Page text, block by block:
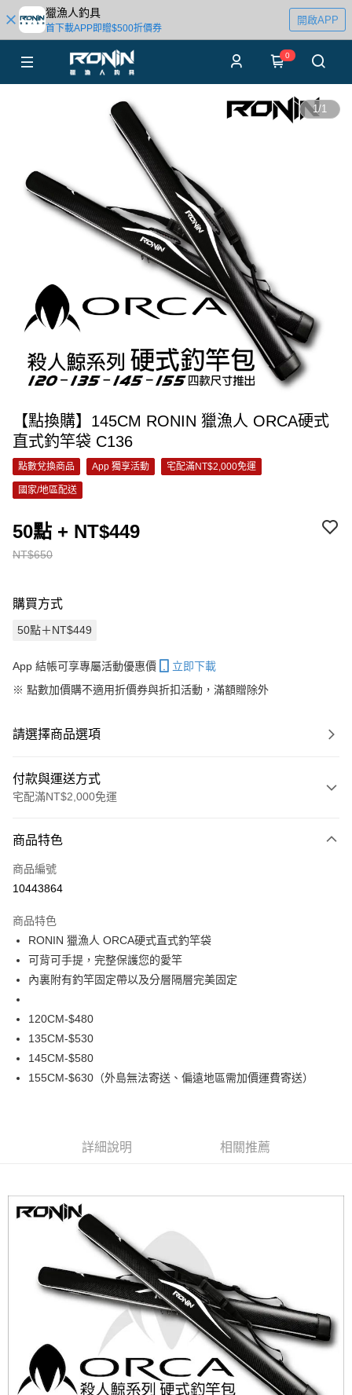
獵漁人釣具
首下載APP即贈$500折價券
開啟APP
0
1/1
【點換購】145CM RONIN 獵漁人 ORCA硬式
直式釣竿袋 C136
點數兌換商品 App 獨享活動 宅配滿NT$2,000免運
國家/地區配送
NT$650
50點 + NT$449
購買方式
50點＋NT$449
App 結帳可享專屬活動優惠價
立即下載
※ 點數加價購不適用折價券與折扣活動，滿額贈除外
請選擇商品選項
付款與運送方式
宅配滿NT$2,000免運
信用卡一次付款
信用卡分期付款
合作金庫商業銀行
華南商業銀行
彰化商業銀行
上海商業儲蓄銀行
國泰世華商業銀行
兆豐國際商業銀行
元大商業銀行
玉山商業銀行
台新國際商業銀行
中國信託商業銀行
街口支付
大哥付你分期
相關說明
【大哥付你分期使用說明】
1.本服務由台灣大哥大提供，台灣大哥大用戶可立即使用無須另外申請。
2.付款方式選擇「大哥付你分期」，訂單成立後會自動跳轉到大哥付的交易
4.訂單成立30分鐘內，如未前往確認交易或遇審核未通過，訂單將自動取
消。如遇「轉專審核」未通過狀況，表示未達大哥付你分期系統評分，恕無
1.分期款項不併入電信帳單，「大哥付你分期」於每月結算日後寄送繳費提
醒簡訊。
2.透過簡訊連結打開帳單後，可選擇「超商條碼／台灣大直營門市／銀行轉
帳／街口支付／iPASS MONEY」等通路繳費。
【注意事項】
1.本服務係由「台灣大哥大股份有限公司」（以下簡稱本公司）所提供，讓
用戶於交易時，得透過本服務購買商品或服務，並由商店將買賣／分期付款
買賣價金債權讓與本公司後，依約使用本公司帳單繳交帳款。
2.基於同意付款使用「大哥付你分期」之契約關係目的，商店將以您的個人
資料（包含姓名、電話或地址）提供予台灣大哥大進項蒐集、處理及利用，
由本公司與您本人進行分期帳單所需資料之確認、核對及更正。
3.完整用戶服務條款，請詳閱以下連結：
https://oppay.tw/userRule
１．簡單：不需註冊會員、不需綁卡、不需儲值。
【「AFTEE先享後付」結帳流程】
１．於結帳方式選擇「AFTEE先享後付」後，將跳轉至「AFTEE先享後付」
結帳頁面，進行簡訊認證並確認金額後，即可完成結帳。
２．訂單成立數日內，您將收到繳費通知簡訊。
３．收到繳費通知簡訊後14天內，點擊此簡訊中的連結，可透過四大超商／
ATM／網路銀行／等多元方式進行付款，方視為交易完成。
※ 請注意：結帳手續完成當下不需立刻繳費，但若您需要取消訂單，請聯絡
購買商品的店家。未經商家同意取消之訂單仍視為有效，需透過AFTEE先享
※ 交易是否成功請以「AFTEE先享後付 」之結帳頁面顯示為準，若有關於
是否繳費成功／繳費後需取消欲退款等相關疑問，請聯繫「AFTEE先享後付
客戶支援中心」https://netprotections.freshdesk.com/support/home
【注意事項】
一般宅配（門市自取請勿下單，請聯繫客服）
每筆NT$100，滿NT$2,000(含以上)免運費
大型宅配(門市自取請勿下單，請聯繫客服）
每筆NT$150，滿NT$2,000(含以上)免運費
每筆NT$200，滿NT$2,000(含以上)免運費
貨到付款（門市自取請勿下單，請聯繫客服）
每筆NT$200，滿NT$3,000(含以上)免運費
商品特色
商品編號
10443864
商品特色
RONIN 獵漁人 ORCA硬式直式釣竿袋
可背可手提，完整保護您的愛竿
內裏附有釣竿固定帶以及分層隔層完美固定
120CM-$480
135CM-$530
145CM-$580
155CM-$630（外島無法寄送、偏遠地區需加價運費寄送）
詳細說明 相關推薦